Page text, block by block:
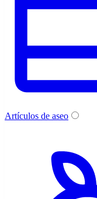
Artículos de aseo